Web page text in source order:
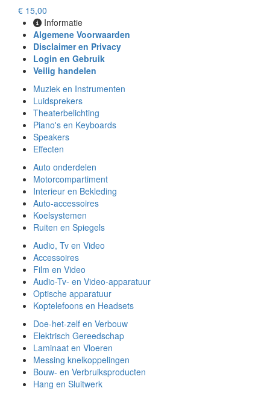
€ 15,00
Informatie
Algemene Voorwaarden
Disclaimer en Privacy
Login en Gebruik
Veilig handelen
Muziek en Instrumenten
Luidsprekers
Theaterbelichting
Piano's en Keyboards
Speakers
Effecten
Auto onderdelen
Motorcompartiment
Interieur en Bekleding
Auto-accessoires
Koelsystemen
Ruiten en Spiegels
Audio, Tv en Video
Accessoires
Film en Video
Audio-Tv- en Video-apparatuur
Optische apparatuur
Koptelefoons en Headsets
Doe-het-zelf en Verbouw
Elektrisch Gereedschap
Laminaat en Vloeren
Messing knelkoppelingen
Bouw- en Verbruiksproducten
Hang en Sluitwerk